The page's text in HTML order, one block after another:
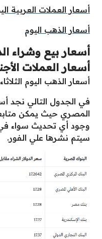
أسعار العملات العربية
أسعار الذهب اليوم
أسعار بيع وشراء
أسعار العملات
أسعار الذهب اليوم الثلاثاء 19 / 3 / 2019
في الجدول التالي نجد
المصري حيث يمكن
وجود أي تحديث سواء في
سيتم نشرها علي الفور.